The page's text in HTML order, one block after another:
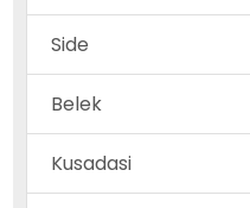
Side
Belek
Kusadasi